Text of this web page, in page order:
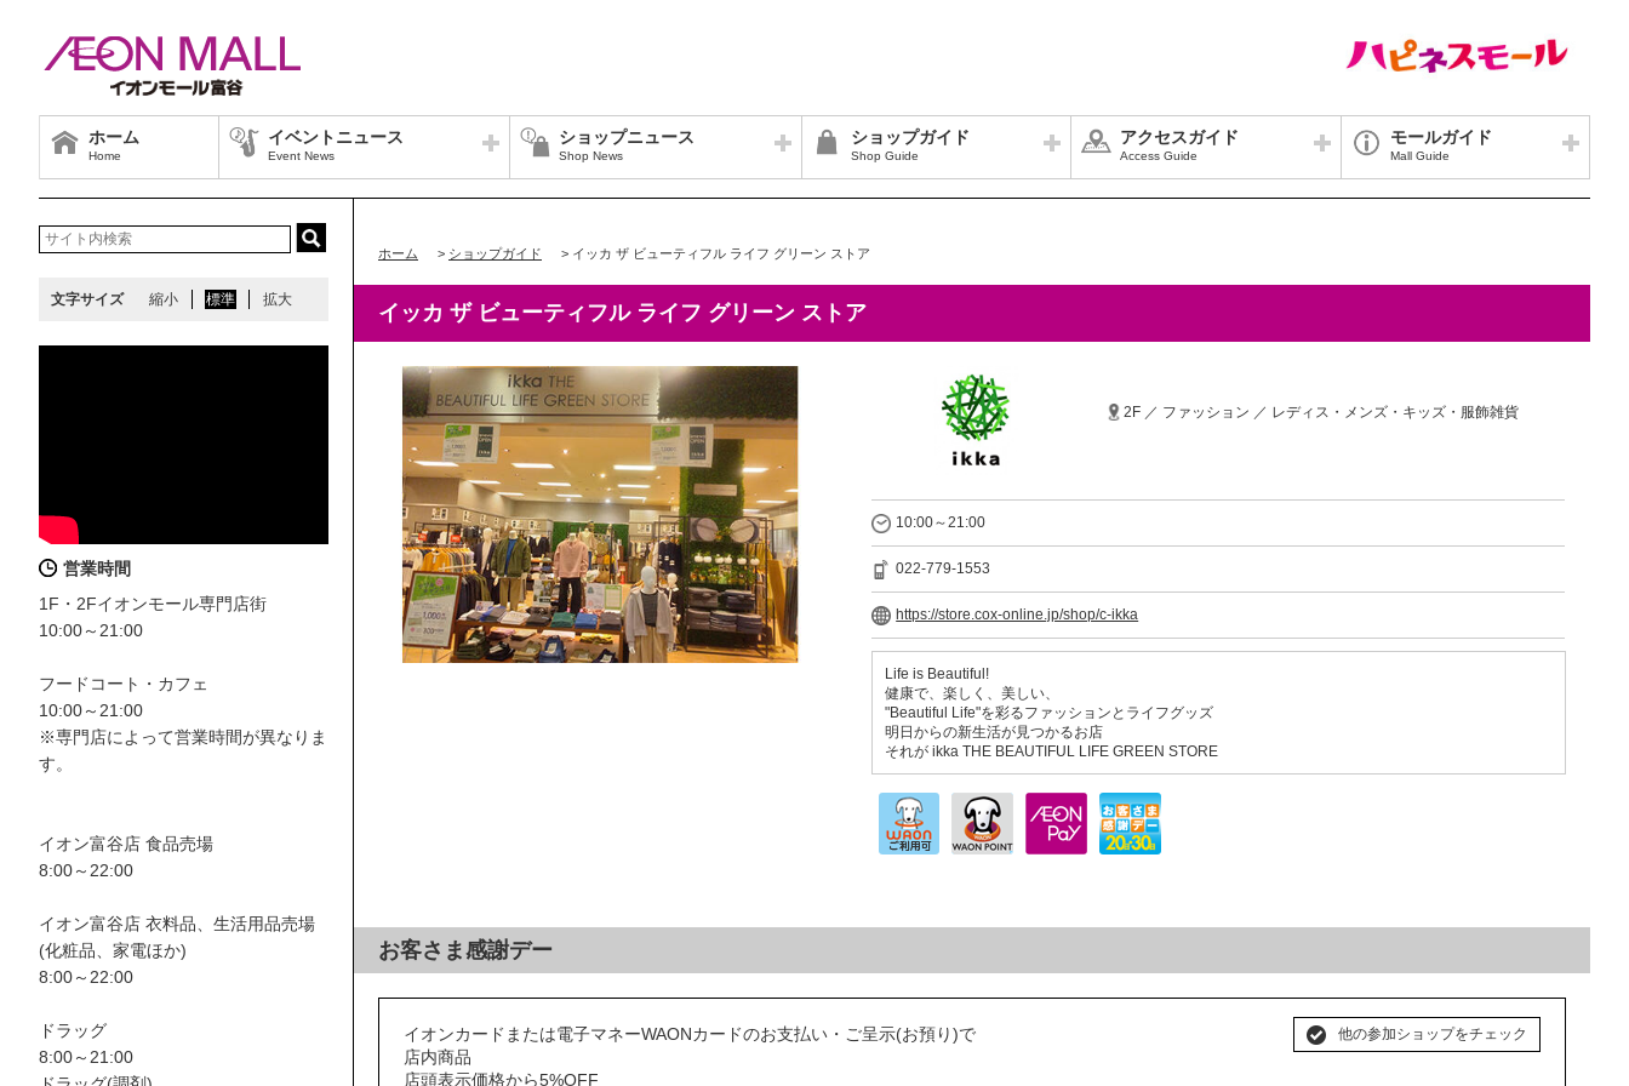
ホーム
Home
イベントニュース
Event News
ショップニュース
Shop News
ショップガイド
Shop Guide
アクセスガイド
Access Guide
モールガイド
Mall Guide
ホーム > ショップガイド > イッカ ザ ビューティフル ライフ グリーン ストア
イッカ ザ ビューティフル ライフ グリーン ストア
2F ／ ファッション ／ レディス・メンズ・キッズ・服飾雑貨
10:00～21:00
022-779-1553
https://store.cox-online.jp/shop/c-ikka
Life is Beautiful!
健康で、楽しく、美しい、
"Beautiful Life"を彩るファッションとライフグッズ
明日からの新生活が見つかるお店
それが ikka THE BEAUTIFUL LIFE GREEN STORE
お客さま感謝デー
イオンカードまたは電子マネーWAONカードのお支払い・ご呈示(お預り)で
店内商品
店頭表示価格から5%OFF
他の参加ショップをチェック
文字サイズ 縮小 標準 拡大
営業時間
1F・2Fイオンモール専門店街
10:00～21:00
フードコート・カフェ
10:00～21:00
※専門店によって営業時間が異なりま
す。
イオン富谷店 食品売場
8:00～22:00
イオン富谷店 衣料品、生活用品売場
(化粧品、家電ほか)
8:00～22:00
ドラッグ
8:00～21:00